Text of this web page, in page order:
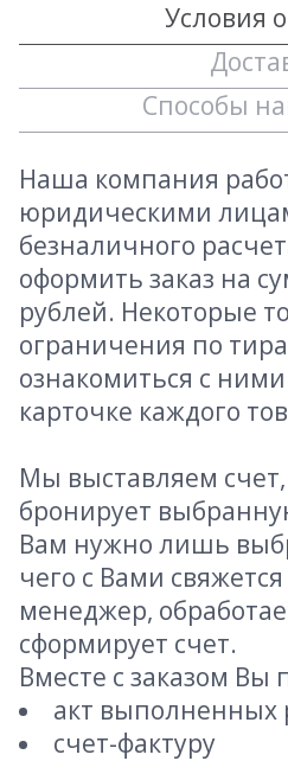
Условия
Способы
Наша компания
юридическими
безналичного
оформить заказ на
рублей. Некоторые
ограничения по
ознакомиться с
карточке каждого
Мы выставляем
бронирует
Вам нужно лишь
чего с Вами
менеджер,
сформирует счет.
Вместе с заказом Вы
акт выполненных
счет-фактуру